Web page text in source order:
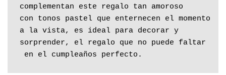
complementan este regalo tan amoroso
con tonos pastel que enternecen el momento
a la vista, es ideal para decorar y
sorprender, el regalo que no puede faltar
en el cumpleaños perfecto.